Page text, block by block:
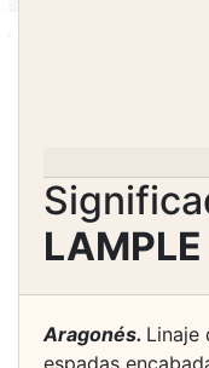
LAMPLE
Aragonés. Linaje
espadas